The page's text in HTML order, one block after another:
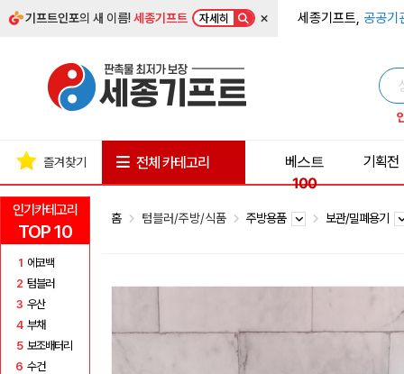
기프트인포의 새 이름!세종기프트 자세히 × 세종기프트, 공공기
인기카테고리
TOP 10
1 에코백
2 텀블러
3 우산
4 부채
5 보조배터리
6 수건
즐겨찾기 전체 카테고리
베스트
100
기획전
홈 텀블러/주방/식품 주방용품 보관/밀폐용기